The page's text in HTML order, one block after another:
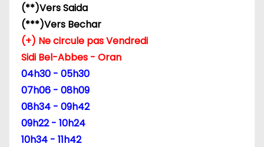
(**)Vers Saida
(***)Vers Bechar
(+) Ne circule pas Vendredi
Sidi Bel-Abbes - Oran
04h30 - 05h30
07h06 - 08h09
08h34 - 09h42
09h22 - 10h24
10h34 - 11h42